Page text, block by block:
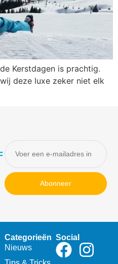
Kerstdagen is prachtig.
deze luxe zeker niet elk
Abonneer
Categorieën
Nieuws
Social